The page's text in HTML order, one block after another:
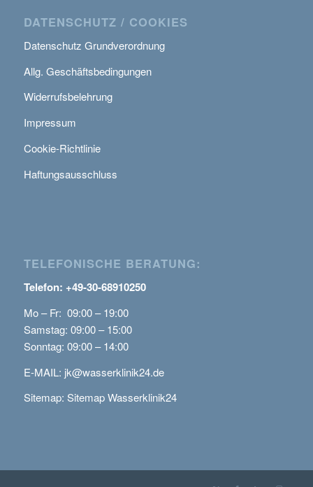
DATENSCHUTZ / COOKIES
Datenschutz Grundverordnung
Allg. Geschäftsbedingungen
Widerrufsbelehrung
Impressum
Cookie-Richtlinie
Haftungsausschluss
TELEFONISCHE BERATUNG:
Telefon: +49-30-68910250
Mo – Fr: 09:00 – 19:00
Samstag: 09:00 – 15:00
Sonntag: 09:00 – 14:00
E-MAIL: jk@wasserklinik24.de
Sitemap: Sitemap Wasserklinik24